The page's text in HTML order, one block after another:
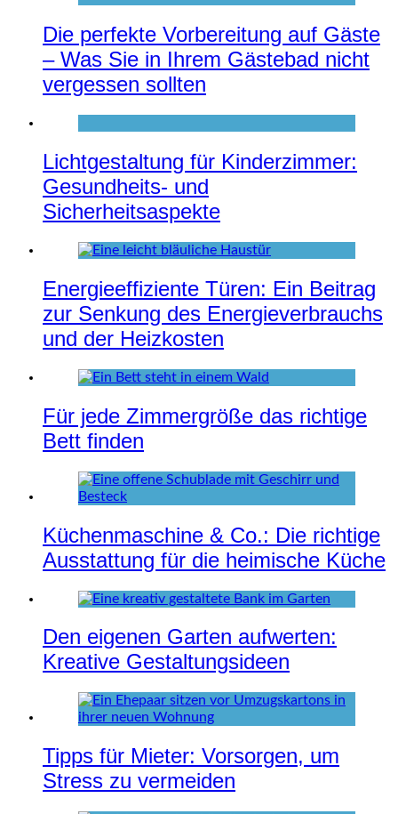
Die perfekte Vorbereitung auf Gäste
– Was Sie in Ihrem Gästebad nicht
vergessen sollten
Lichtgestaltung für Kinderzimmer:
Gesundheits- und
Sicherheitsaspekte
Energieeffiziente Türen: Ein Beitrag
zur Senkung des Energieverbrauchs
und der Heizkosten
Für jede Zimmergröße das richtige
Bett finden
Küchenmaschine & Co.: Die richtige
Ausstattung für die heimische Küche
Den eigenen Garten aufwerten:
Kreative Gestaltungsideen
Tipps für Mieter: Vorsorgen, um
Stress zu vermeiden